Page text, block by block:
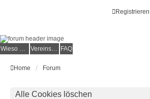
Registrieren
Wieso der e.V.? Vereinsmitglied werden FAQ
Home Forum
Alle Cookies löschen